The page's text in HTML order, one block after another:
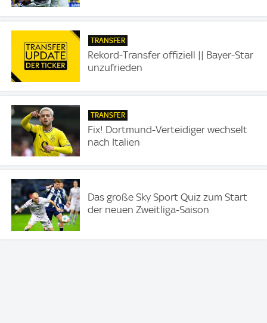
TRANSFER
Rekord-Transfer offiziell || Bayer-Star
unzufrieden
TRANSFER
Fix! Dortmund-Verteidiger wechselt
nach Italien
Das große Sky Sport Quiz zum Start
der neuen Zweitliga-Saison